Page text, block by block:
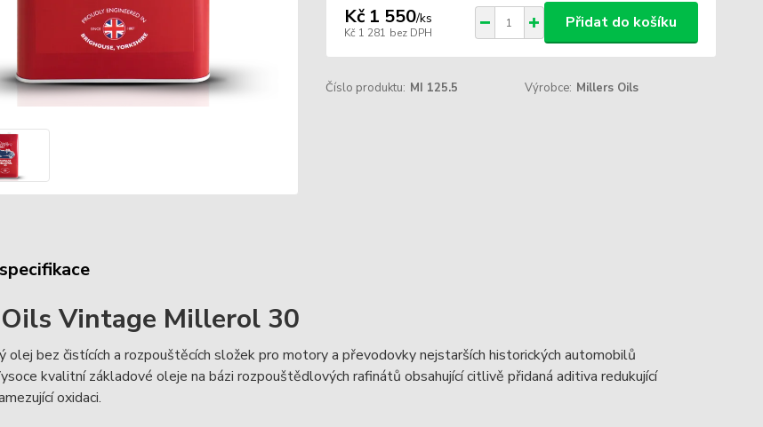
Kč 1 550/ks
Kč 1 281 bez DPH
Přidat do košíku
Číslo produktu: MI 125.5 Výrobce: Millers Oils
Vintage Millerol 30
olej bez čistících a rozpouštěcích složek pro motory a převodovky nejstarších historických automobilů
kvalitní základové oleje na bázi rozpouštědlových rafinátů obsahující citlivě přidaná aditiva redukující
oxidaci.